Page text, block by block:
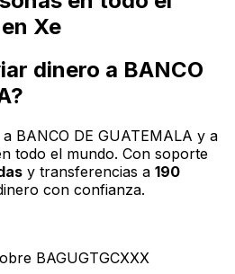
Xe
dinero a BANCO
BANCO DE GUATEMALA y a
todo el mundo. Con soporte
y transferencias a 190
con confianza.
BAGUGTGCXXX